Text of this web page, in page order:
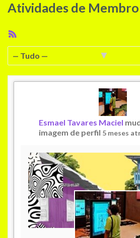
Atividades de Membro
Feed
RSS
Mostrar:
Esmael Tavares Maciel
imagem de perfil 5 meses